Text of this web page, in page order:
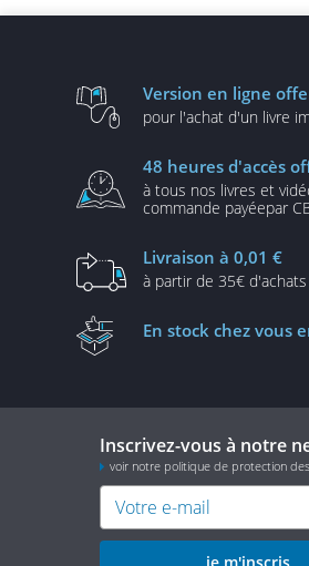
Version en ligne
pour l'achat d'un livre
48 heures d'accès
à tous nos livres et
commande payéepar
Livraison à 0,01 €
à partir de 35€ d'achats
En stock chez vous
Inscrivez-vous à notre
voir notre politique de protection
je m'inscris